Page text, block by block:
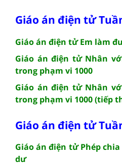
Giáo án điện tử
Giáo án điện tử Em làm
Giáo án điện tử Nhân
trong phạm vi 1000
Giáo án điện tử Nhân
trong phạm vi 1000 (tiếp
Giáo án điện tử
Giáo án điện tử Phép
dư